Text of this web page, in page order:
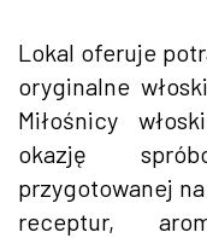
Lokal oferuje
oryginalne
Miłośnicy
okazję
przygotowanej
receptur,